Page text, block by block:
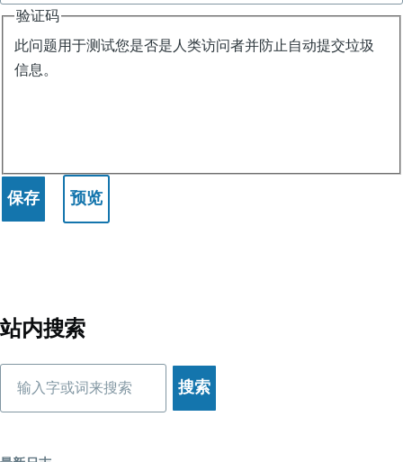
插
件
入
验证码
此问题用于测试您是否是人类访问者并防止自动提交垃圾
信息。
站内搜索